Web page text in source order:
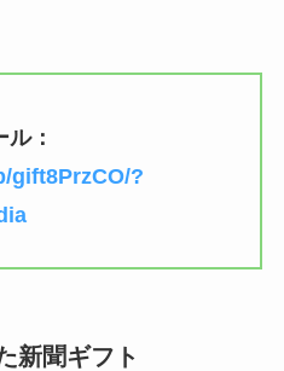
：
gift8PrzCO/?
新聞ギフト